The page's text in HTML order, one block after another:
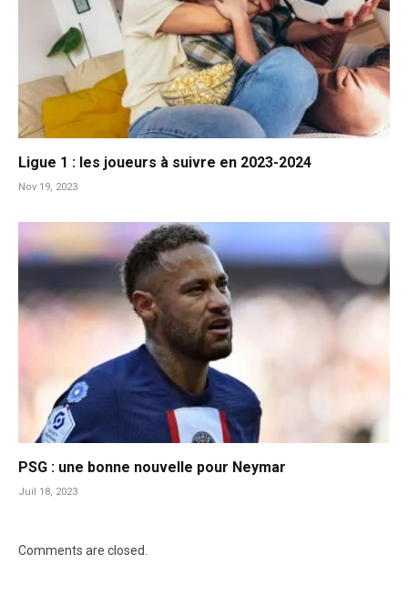
Ligue 1 : les joueurs à suivre en 2023-2024
Nov 19, 2023
PSG : une bonne nouvelle pour Neymar
Juil 18, 2023
Comments are closed.